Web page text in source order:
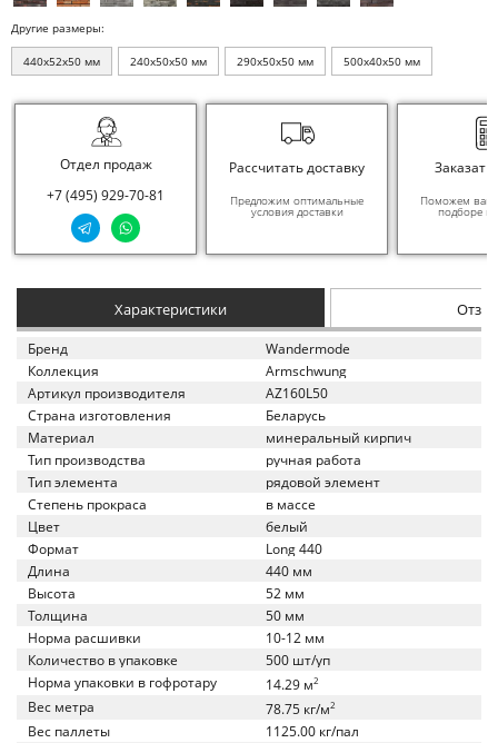
Другие размеры:
440x52x50 мм 240x50x50 мм 290x50x50 мм 500x40x50 мм
Отдел продаж
+7 (495) 929-70-81
Рассчитать доставку
Предложим оптимальные
условия доставки
Заказать
Поможем вам
подборе
Характеристики
Бренд
Wandermode
Коллекция
Armschwung
Артикул производителя
AZ160L50
Страна изготовления
Беларусь
Материал
минеральный кирпич
Тип производства
ручная работа
Тип элемента
рядовой элемент
Степень прокраса
в массе
Цвет
белый
Формат
Long 440
Длина
440 мм
Высота
52 мм
Толщина
50 мм
Норма расшивки
10-12 мм
Количество в упаковке
500 шт/уп
Норма упаковки в гофротару
14.29 м2
Вес метра 78.75 кг/м2
Вес паллеты
1125.00 кг/пал